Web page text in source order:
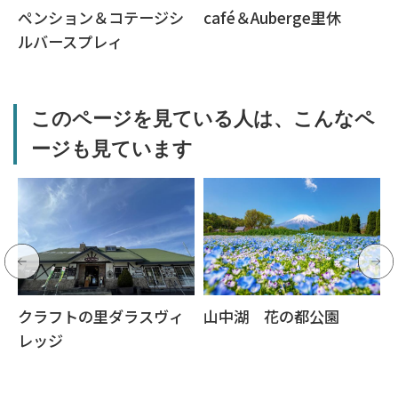
ペンション＆コテージシ
ルバースプレィ
café＆Auberge里休
このページを見ている人は、こんなペ
ージも見ています
クラフトの里ダラスヴィ
レッジ
山中湖 花の都公園